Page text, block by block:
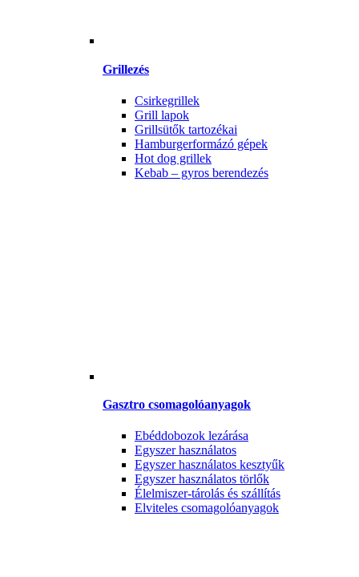
Grillezés
Csirkegrillek
Grill lapok
Grillsütők tartozékai
Hamburgerformázó gépek
Hot dog grillek
Kebab – gyros berendezés
Gasztro csomagolóanyagok
Ebéddobozok lezárása
Egyszer használatos
Egyszer használatos kesztyűk
Egyszer használatos törlők
Élelmiszer-tárolás és szállítás
Elviteles csomagolóanyagok